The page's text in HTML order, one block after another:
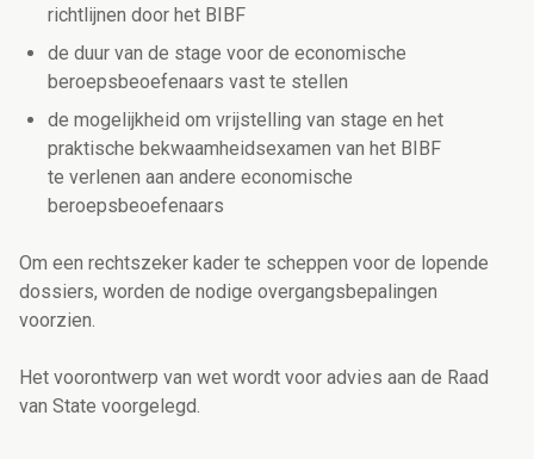
richtlijnen door het BIBF
de duur van de stage voor de economische
beroepsbeoefenaars vast te stellen
de mogelijkheid om vrijstelling van stage en het
praktische bekwaamheidsexamen van het BIBF
te verlenen aan andere economische
beroepsbeoefenaars
Om een rechtszeker kader te scheppen voor de lopende
dossiers, worden de nodige overgangsbepalingen
voorzien.
Het voorontwerp van wet wordt voor advies aan de Raad
van State voorgelegd.